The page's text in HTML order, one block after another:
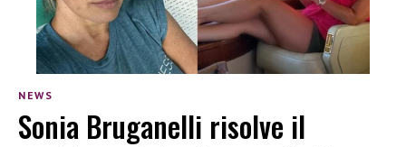
NEWS
Sonia Bruganelli risolve il